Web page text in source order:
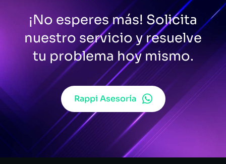
¡No esperes más! Solicita
nuestro servicio y resuelve
tu problema hoy mismo.
Rappi Asesoría